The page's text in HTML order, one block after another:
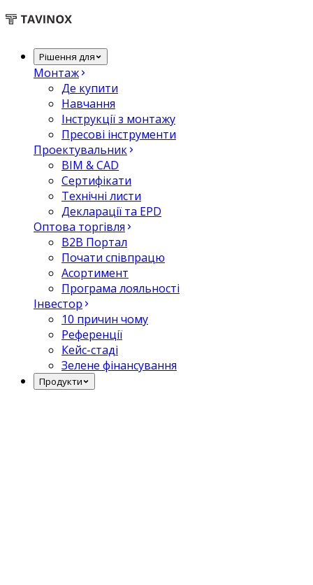
Рішення для
Монтаж
Де купити
Навчання
Інструкції з монтажу
Пресові інструменти
Проектувальник
BIM & CAD
Сертифікати
Технічні листи
Декларації та EPD
Оптова торгівля
B2B Портал
Почати співпрацю
Асортимент
Програма лояльності
Інвестор
10 причин чому
Референції
Кейс-стаді
Зелене фінансування
Продукти